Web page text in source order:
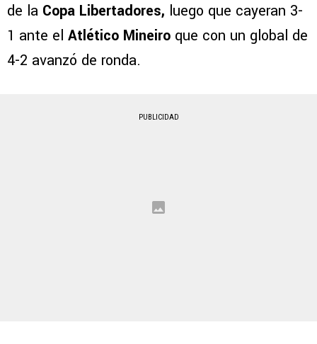
de la Copa Libertadores, luego que cayeran 3-
1 ante el Atlético Mineiro que con un global de
4-2 avanzó de ronda.
PUBLICIDAD